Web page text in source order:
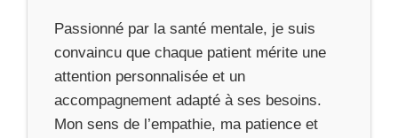
Passionné par la santé mentale, je suis
convaincu que chaque patient mérite une
attention personnalisée et un
accompagnement adapté à ses besoins.
Mon sens de l’empathie, ma patience et